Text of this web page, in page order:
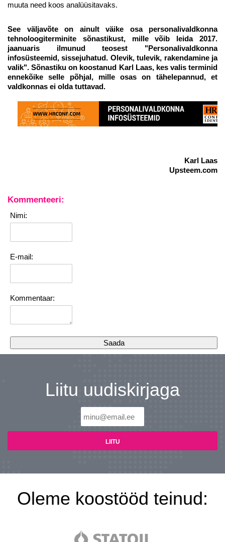
muuta need koos analüüsitavaks.
See väljavõte on ainult väike osa personalivaldkonna
tehnoloogiterminite sõnastikust, mille võib leida 2017.
jaanuaris ilmunud teosest "Personalivaldkonna
infosüsteemid, sissejuhatud. Olevik, tulevik, rakendamine ja
valik". Sõnastiku on koostanud Karl Laas, kes valis terminid
ennekõike selle põhjal, mille osas on tähelepannud, et
valdkonnas ei olda tuttavad.
Karl Laas
Upsteem.com
Kommenteeri:
Nimi:
E-mail:
Kommentaar:
Liitu uudiskirjaga
Oleme koostööd teinud: